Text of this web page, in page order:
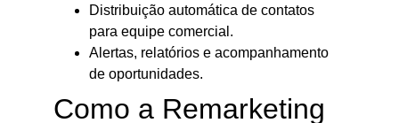
Distribuição automática de contatos
para equipe comercial.
Alertas, relatórios e acompanhamento
de oportunidades.
Como a Remarketing